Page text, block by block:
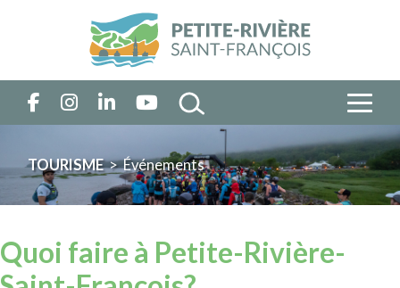
TOURISME> Événements
Quoi faire à Petite-Rivière-